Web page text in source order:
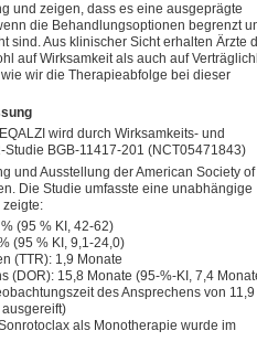
und zeigen, dass es eine ausgeprägte
die Behandlungsoptionen begrenzt
sind. Aus klinischer Sicht erhalten Ärzte
auf Wirksamkeit als auch auf
wir die Therapieabfolge bei dieser
wird durch Wirksamkeits- und
BGB-11417-201 (NCT05471843)
und Ausstellung der American Society of
Die Studie umfasste eine unabhängige
zeigte:
(95 % KI, 42-62)
(95 % KI, 9,1-24,0)
(TTR): 1,9 Monate
(DOR): 15,8 Monate (95-%-KI, 7,4
des Ansprechens von 11,9
als Monotherapie wurde im